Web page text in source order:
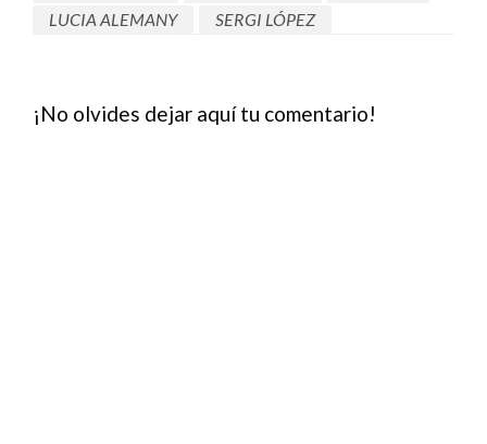
LUCIA ALEMANY
SERGI LÓPEZ
¡No olvides dejar aquí tu comentario!